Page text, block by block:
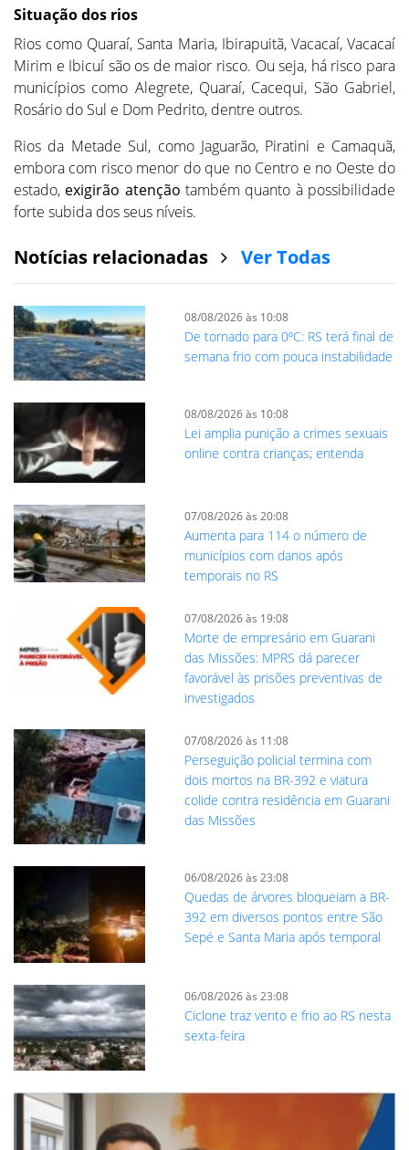
Situação dos rios
Rios como Quaraí, Santa Maria, Ibirapuitã, Vacacaí, Vacacaí
Mirim e Ibicuí são os de maior risco. Ou seja, há risco para
municípios como Alegrete, Quaraí, Cacequi, São Gabriel,
Rosário do Sul e Dom Pedrito, dentre outros.
Rios da Metade Sul, como Jaguarão, Piratini e Camaquã,
embora com risco menor do que no Centro e no Oeste do
estado, exigirão atenção também quanto à possibilidade
forte subida dos seus níveis.
Notícias relacionadas Ver Todas
08/08/2026 às 10:08
De tornado para 0ºC: RS terá final de
semana frio com pouca instabilidade
08/08/2026 às 10:08
Lei amplia punição a crimes sexuais
online contra crianças; entenda
07/08/2026 às 20:08
Aumenta para 114 o número de
municípios com danos após
temporais no RS
07/08/2026 às 19:08
Morte de empresário em Guarani
das Missões: MPRS dá parecer
favorável às prisões preventivas de
investigados
07/08/2026 às 11:08
Perseguição policial termina com
dois mortos na BR-392 e viatura
colide contra residência em Guarani
das Missões
06/08/2026 às 23:08
Quedas de árvores bloqueiam a BR-
392 em diversos pontos entre São
Sepé e Santa Maria após temporal
06/08/2026 às 23:08
Ciclone traz vento e frio ao RS nesta
sexta-feira